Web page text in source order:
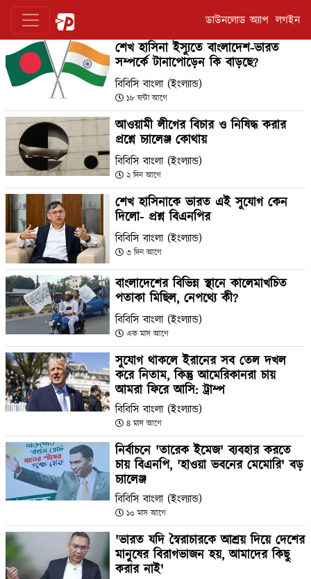
ডাউনলোড অ্যাপ লগইন
শেখ হাসিনা ইস্যুতে বাংলাদেশ-ভারত
সম্পর্কে টানাপোড়েন কি বাড়ছে?
বিবিসি বাংলা (ইংল্যান্ড)
১৮ ঘন্টা আগে
আওয়ামী লীগের বিচার ও নিষিদ্ধ করার
প্রশ্নে চ্যালেঞ্জ কোথায়
বিবিসি বাংলা (ইংল্যান্ড)
২ দিন আগে
শেখ হাসিনাকে ভারত এই সুযোগ কেন
দিলো- প্রশ্ন বিএনপির
বিবিসি বাংলা (ইংল্যান্ড)
৩ দিন আগে
বাংলাদেশের বিভিন্ন স্থানে কালেমাখচিত
পতাকা মিছিল, নেপথ্যে কী?
বিবিসি বাংলা (ইংল্যান্ড)
এক মাস আগে
সুযোগ থাকলে ইরানের সব তেল দখল
করে নিতাম, কিন্তু আমেরিকানরা চায়
আমরা ফিরে আসি: ট্রাম্প
বিবিসি বাংলা (ইংল্যান্ড)
৪ মাস আগে
নির্বাচনে 'তারেক ইমেজ' ব্যবহার করতে
চায় বিএনপি, 'হাওয়া ভবনের মেমোরি' বড়
চ্যালেঞ্জ
বিবিসি বাংলা (ইংল্যান্ড)
১০ মাস আগে
'ভারত যদি স্বৈরাচারকে আশ্রয় দিয়ে দেশের
মানুষের বিরাগভাজন হয়, আমাদের কিছু
করার নাই'